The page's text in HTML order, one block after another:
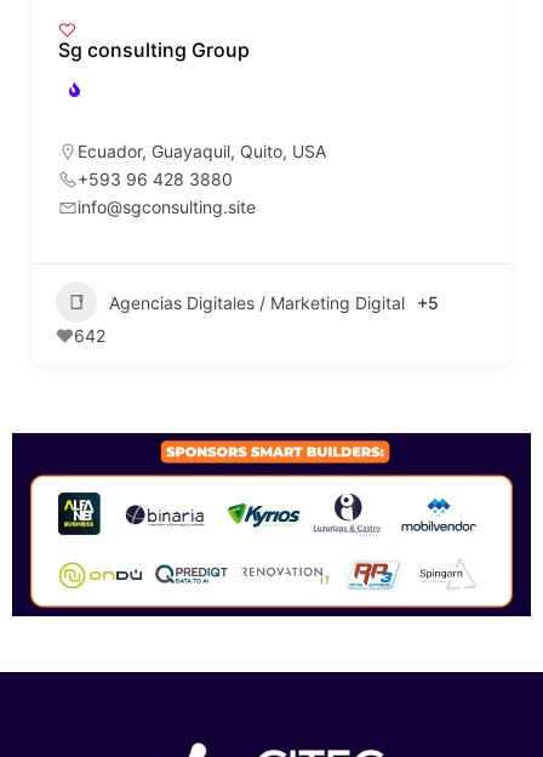
Sg consulting Group
Ecuador, Guayaquil, Quito, USA
+593 96 428 3880
info@sgconsulting.site
Agencias Digitales / Marketing Digital
+5
642